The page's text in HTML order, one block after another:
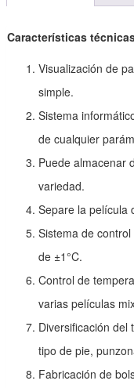
Características
Visualización de
simple.
Sistema
de cualquier
Puede almacenar
variedad.
Separe la película
Sistema de
de ±1°C.
Control de
varias películas
Diversificación del
tipo de pie,
Fabricación de